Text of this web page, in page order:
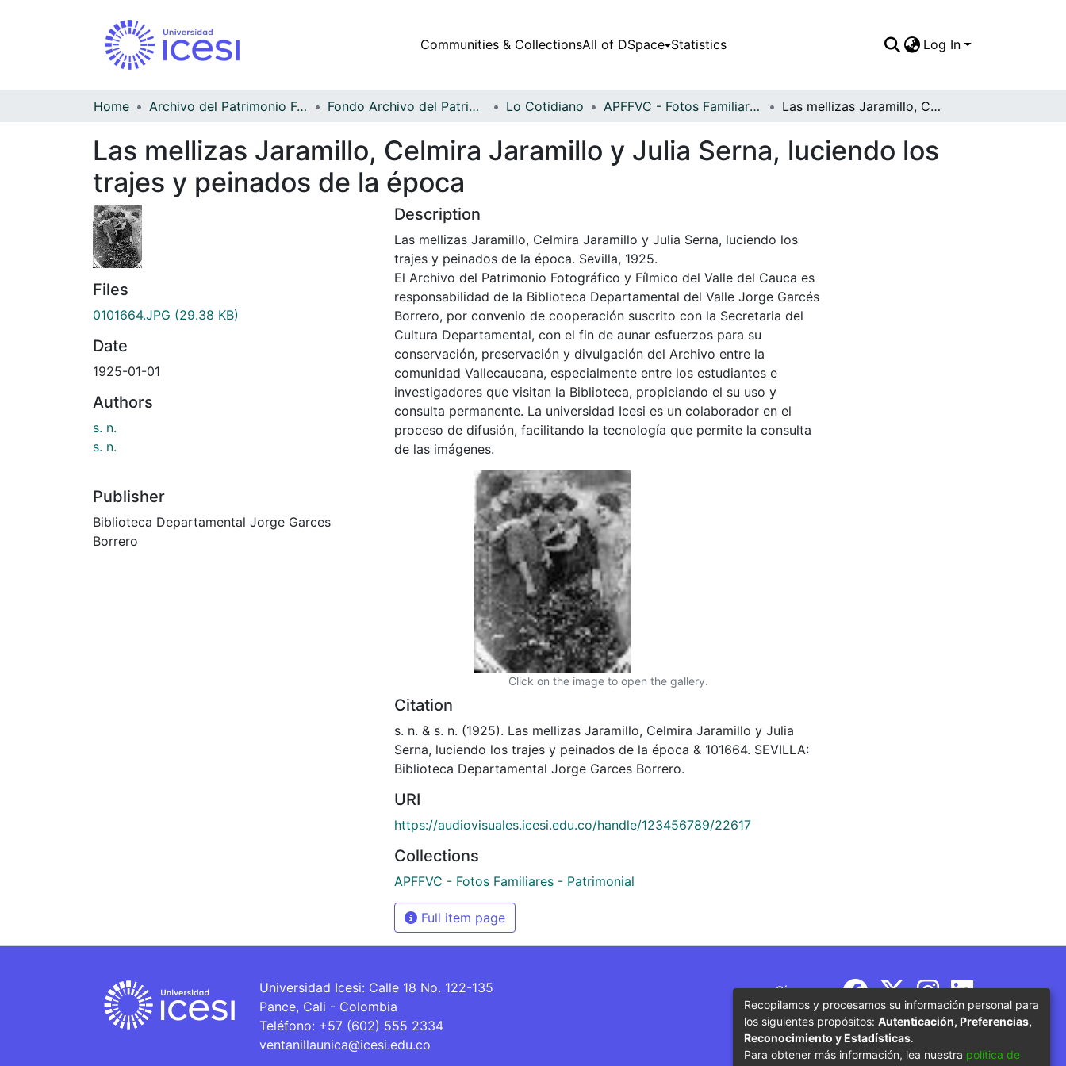
Communities & CollectionsAll of DSpace Statistics Log In
Home Archivo del Patrimonio Fotográfico y Fílmico del Valle del Cauca Fondo Archivo del Patrimonio Fotográfico y Fílmico del Valle del Cauca Lo Cotidiano APFFVC - Fotos Familiares - Patrimonial Las mellizas Jaramillo, Celmira Jaramillo y Julia Serna, luciendo los trajes y peinados de la época
Las mellizas Jaramillo, Celmira Jaramillo y Julia Serna, luciendo los
trajes y peinados de la época
Files
0101664.JPG (29.38 KB)
Date
1925-01-01
Authors
s. n.
s. n.
Publisher
Biblioteca Departamental Jorge Garces
Borrero
Description
Las mellizas Jaramillo, Celmira Jaramillo y Julia Serna, luciendo los
trajes y peinados de la época. Sevilla, 1925.
El Archivo del Patrimonio Fotográfico y Fílmico del Valle del Cauca es
responsabilidad de la Biblioteca Departamental del Valle Jorge Garcés
Borrero, por convenio de cooperación suscrito con la Secretaria del
Cultura Departamental, con el fin de aunar esfuerzos para su
conservación, preservación y divulgación del Archivo entre la
comunidad Vallecaucana, especialmente entre los estudiantes e
investigadores que visitan la Biblioteca, propiciando el su uso y
consulta permanente. La universidad Icesi es un colaborador en el
proceso de difusión, facilitando la tecnología que permite la consulta
de las imágenes.
Click on the image to open the gallery.
Citation
s. n. & s. n. (1925). Las mellizas Jaramillo, Celmira Jaramillo y Julia
Serna, luciendo los trajes y peinados de la época & 101664. SEVILLA:
Biblioteca Departamental Jorge Garces Borrero.
URI
https://audiovisuales.icesi.edu.co/handle/123456789/22617
Collections
APFFVC - Fotos Familiares - Patrimonial
Full item page
Universidad Icesi: Calle 18 No. 122-135
Pance, Cali - Colombia
Teléfono: +57 (602) 555 2334
ventanillaunica@icesi.edu.co
Síguenos
Recopilamos y procesamos su información personal para
los siguientes propósitos: Autenticación, Preferencias,
Reconocimiento y Estadísticas.
Para obtener más información, lea nuestra política de